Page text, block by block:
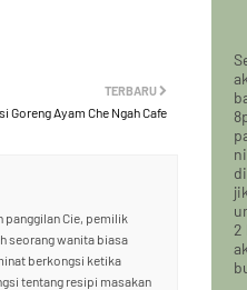
TERBARU
Goreng Ayam Che Ngah Cafe
panggilan Cie, pemilik
seorang wanita biasa
berkongsi ketika
tentang resipi masakan
2